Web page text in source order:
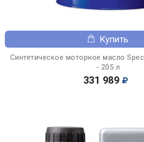
Купить
Синтетическое моторное масло
- 205 л
331 989